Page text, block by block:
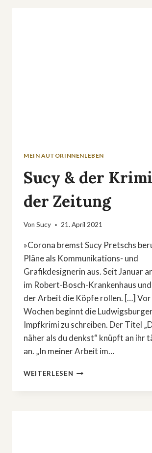
MEIN AUTORINNENLEBEN
Sucy & der
der Zeitung
Von Sucy 21. April 2021
»Corona bremst Sucy Pretschs
Pläne als Kommunikations- und
Grafikdesignerin aus. Seit Januar
im Robert-Bosch-Krankenhaus
der Arbeit die Köpfe rollen. […]
Wochen beginnt die
Impfkrimi zu schreiben. Der Titel
näher als du denkst“ knüpft an ihr
an. „In meiner Arbeit im…
WEITERLESEN SUCY
DER